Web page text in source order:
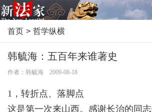
首页 > 哲学纵横
韩毓海：五百年来谁著史
作者：韩毓海 2009-08-18
1，转折点、落脚点
这是第一次来山西。感谢长治的同